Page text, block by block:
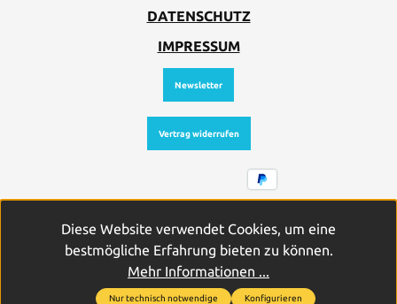
DATENSCHUTZ
IMPRESSUM
Newsletter
Vertrag widerrufen
Alle Preise inkl. gesetzl. Mehrwertsteuer zzgl.
Versandkostenund ggf. Nachnahmegebühren, wenn nicht
anders angegeben.
Diese Website verwendet Cookies, um eine
bestmögliche Erfahrung bieten zu können.
Mehr Informationen ...
Nur technisch notwendige Konfigurieren